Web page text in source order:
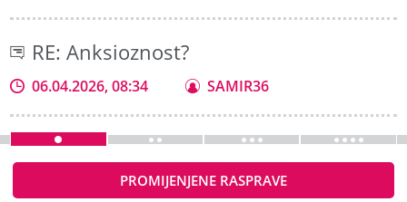
RE: Anksioznost?
06.04.2026, 08:34 SAMIR36
PROMIJENJENE RASPRAVE